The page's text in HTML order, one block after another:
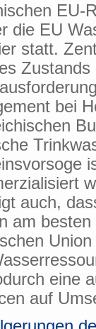
EU-
die EU
statt.
bei
auch,
am
eine
auf